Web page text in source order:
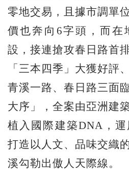
零地交易，且據市調單
價也奔向6字頭，而在
設，接連搶攻春日路首
「三本四季」大獲好評
青溪一路、春日路三面
大序」，全案由亞洲建
植入國際建築DNA，運
打造以人文、品味交織
溪勾勒出傲人天際線。